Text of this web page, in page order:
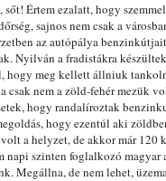
Értem ezalatt, hogy
sajnos nem csak a
az autópálya
Nyilván a fradistákra
hogy meg kellett állniuk
csak nem a zöld-fehér mezük
hogy randalíroztak
hogy ezentúl aki
a helyzet, de akkor már
szinten foglalkozó magyar
Megállna, de nem lehet,